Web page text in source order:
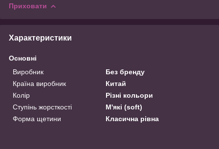
Приховати
Характеристики
Основні
Виробник
Без бренду
Країна виробник
Китай
Колір
Різні кольори
Ступінь жорсткості
М'які (soft)
Форма щетини
Класична рівна